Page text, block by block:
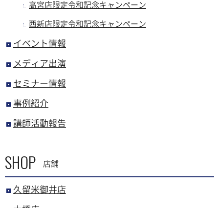
高宮店限定令和記念キャンペーン
西新店限定令和記念キャンペーン
イベント情報
メディア出演
セミナー情報
事例紹介
講師活動報告
SHOP 店舗
久留米御井店